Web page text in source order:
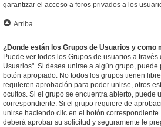
garantizar el acceso a foros privados a los
Arriba
¿Donde están los Grupos de Usuarios y como
Puede ver todos los Grupos de usuarios a
Usuarios". Si desea unirse a algún grupo, puede
botón apropiado. No todos los grupos tienen
requieren aprobación para poder unirse, otros
ocultos. Si el grupo se encuentra abierto, puede
correspondiente. Si el grupo requiere de
unirse haciendo clic en el botón
deberá aprobar su solicitud y seguramente le